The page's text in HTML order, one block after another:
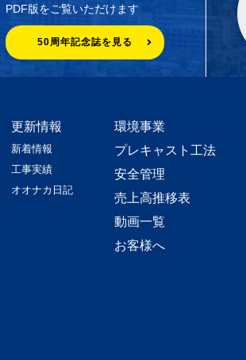
PDF版をご覧いただけます
50周年記念誌を見る
更新情報
新着情報
工事実績
オオナカ日記
環境事業
プレキャスト工法
安全管理
売上高推移表
動画一覧
お客様へ